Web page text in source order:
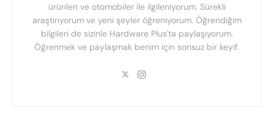
ürünleri ve otomobiler ile ilgileniyorum. Sürekli
araştırıyorum ve yeni şeyler öğreniyorum. Öğrendiğim
bilgileri de sizinle Hardware Plus'ta paylaşıyorum.
Öğrenmek ve paylaşmak benim için sonsuz bir keyif.